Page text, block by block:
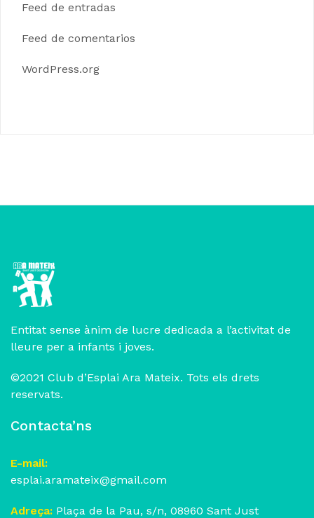
Feed de entradas
Feed de comentarios
WordPress.org
Entitat sense ànim de lucre dedicada a l’activitat de
lleure per a infants i joves.
©2021 Club d’Esplai Ara Mateix. Tots els drets
reservats.
Contacta’ns
E-mail:
esplai.aramateix@gmail.com
Adreça: Plaça de la Pau, s/n, 08960 Sant Just